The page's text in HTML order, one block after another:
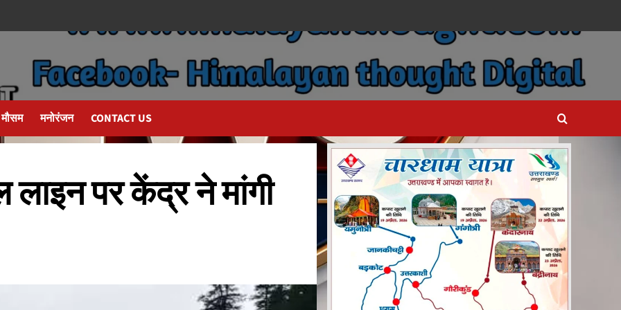
मौसम मनोरंजन CONTACT US
पर केंद्र ने मांगी